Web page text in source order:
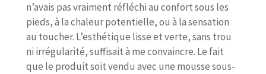
n’avais pas vraiment réfléchi au confort sous les
pieds, à la chaleur potentielle, ou à la sensation
au toucher. L’esthétique lisse et verte, sans trou
ni irrégularité, suffisait à me convaincre. Le fait
que le produit soit vendu avec une mousse sous-